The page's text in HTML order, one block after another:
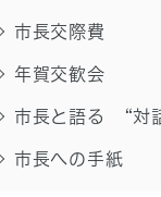
市長交際費
年賀交歓会
市長と語る “対
市長への手紙